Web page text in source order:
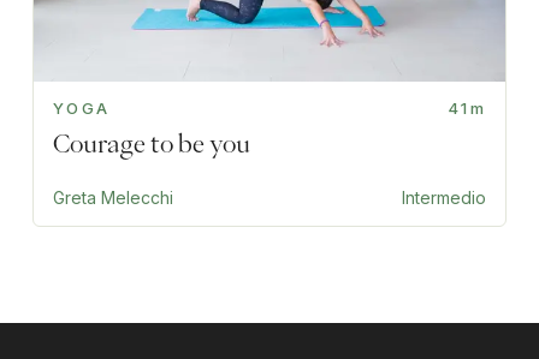
YOGA 41m
Courage to be you
Greta Melecchi Intermedio